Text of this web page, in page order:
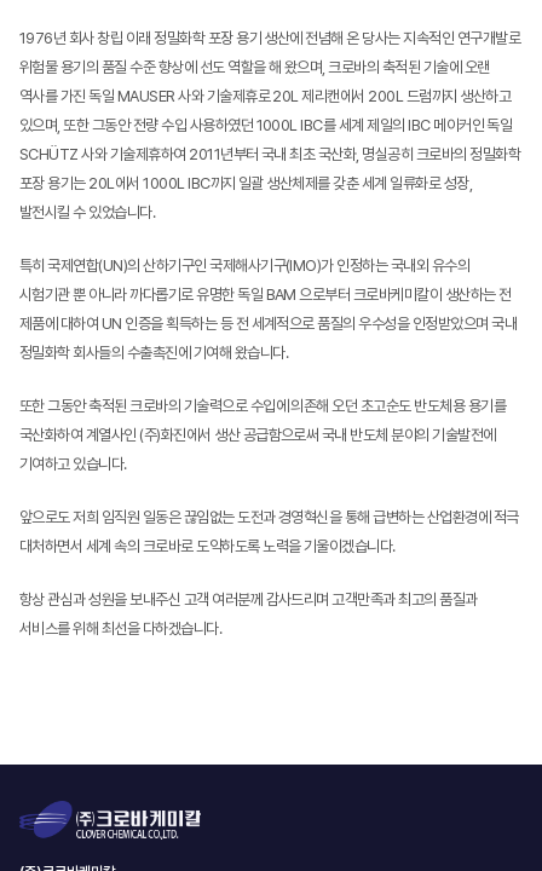
1976년 회사 창립 이래 정밀화학 포장 용기 생산에 전념해 온 당사는 지속적인 연구개발로
위험물 용기의 품질 수준 향상에 선도 역할을 해 왔으며, 크로바의 축적된 기술에 오랜
역사를 가진 독일 MAUSER 사와 기술제휴로 20L 제리캔에서 200L 드럼까지 생산하고
있으며, 또한 그동안 전량 수입 사용하였던 1000L IBC를 세계 제일의 IBC 메이커인 독일
SCHÜTZ 사와 기술제휴하여 2011년부터 국내 최초 국산화, 명실공히 크로바의 정밀화학
포장 용기는 20L에서 1000L IBC까지 일괄 생산체제를 갖춘 세계 일류화로 성장,
발전시킬 수 있었습니다.
특히 국제연합(UN)의 산하기구인 국제해사기구(IMO)가 인정하는 국내외 유수의
시험기관 뿐 아니라 까다롭기로 유명한 독일 BAM 으로부터 크로바케미칼이 생산하는 전
제품에 대하여 UN 인증을 획득하는 등 전 세계적으로 품질의 우수성을 인정받았으며 국내
정밀화학 회사들의 수출촉진에 기여해 왔습니다.
또한 그동안 축적된 크로바의 기술력으로 수입에 의존해 오던 초고순도 반도체용 용기를
국산화하여 계열사인 (주)화진에서 생산공급함으로써 국내 반도체 분야의 기술발전에
기여하고 있습니다.
앞으로도 저희 임직원 일동은 끊임없는 도전과 경영혁신을 통해 급변하는 산업환경에 적극
대처하면서 세계 속의 크로바로 도약하도록노력을 기울이겠습니다.
항상 관심과 성원을 보내주신 고객 여러분께 감사드리며 고객만족과 최고의 품질과
서비스를 위해 최선을 다하겠습니다.